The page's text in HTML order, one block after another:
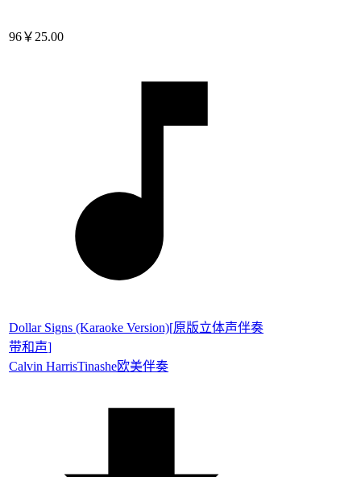
96￥25.00
Dollar Signs (Karaoke Version)[原版立体声伴奏
带和声]
Calvin HarrisTinashe欧美伴奏